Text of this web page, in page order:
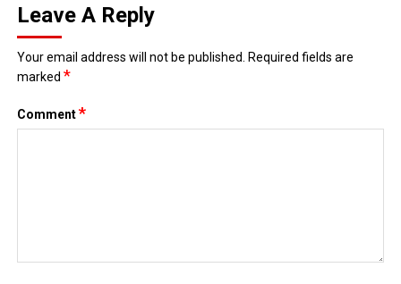
Leave A Reply
Your email address will not be published. Required fields are
marked*
Comment*